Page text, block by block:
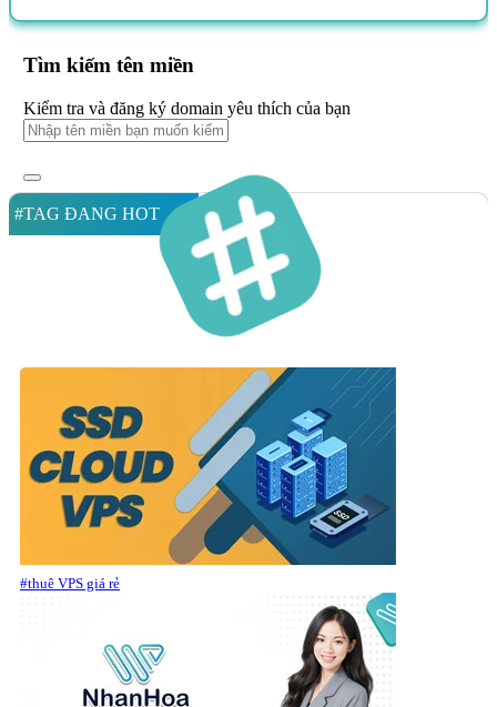
Tìm kiếm tên miền
Kiểm tra và đăng ký domain yêu thích của bạn
#TAG ĐANG HOT
#thuê VPS giá rẻ